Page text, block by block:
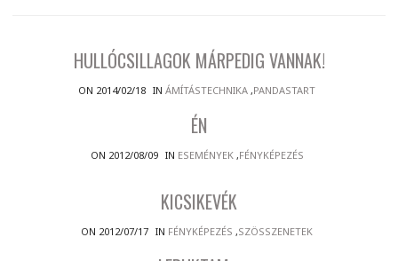
HULLÓCSILLAGOK MÁRPEDIG VANNAK!
ON 2014/02/18 IN ÁMÍTÁSTECHNIKA ,PANDASTART
ÉN
ON 2012/08/09 IN ESEMÉNYEK,FÉNYKÉPEZÉS
KICSIKEVÉK
ON 2012/07/17 IN FÉNYKÉPEZÉS ,SZÖSSZENETEK